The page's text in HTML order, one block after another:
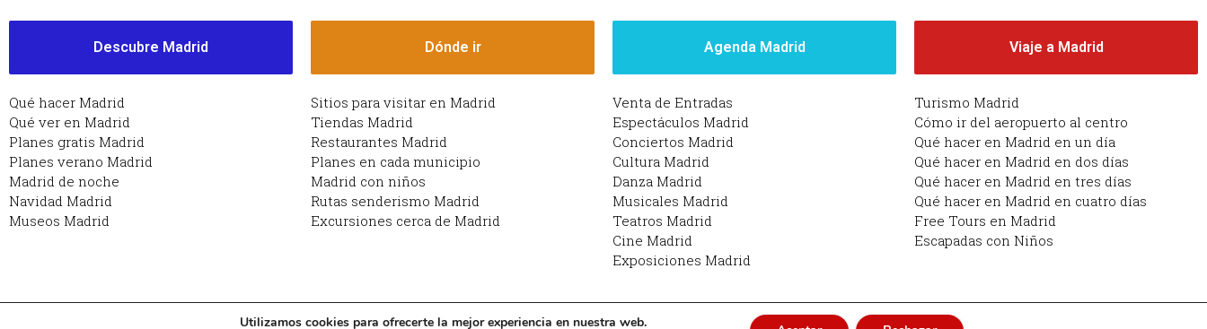
Descubre Madrid
Qué hacer Madrid
Qué ver en Madrid
Planes gratis Madrid
Planes verano Madrid
Madrid de noche
Navidad Madrid
Museos Madrid
Dónde ir
Sitios para visitar en Madrid
Tiendas Madrid
Restaurantes Madrid
Planes en cada municipio
Madrid con niños
Rutas senderismo Madrid
Excursiones cerca de Madrid
Agenda Madrid
Venta de Entradas
Espectáculos Madrid
Conciertos Madrid
Cultura Madrid
Danza Madrid
Musicales Madrid
Teatros Madrid
Cine Madrid
Exposiciones Madrid
Viaje a Madrid
Turismo Madrid
Cómo ir del aeropuerto al centro
Qué hacer en Madrid en un día
Qué hacer en Madrid en dos días
Qué hacer en Madrid en tres días
Qué hacer en Madrid en cuatro días
Free Tours en Madrid
Escapadas con Niños
Utilizamos cookies para ofrecerte la mejor experiencia en nuestra web.